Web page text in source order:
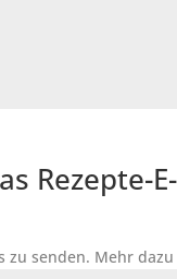
Rezepte-
zu senden. Mehr